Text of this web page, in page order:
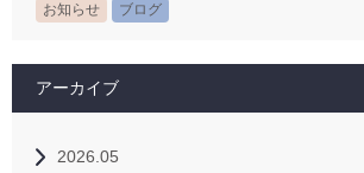
お知らせ ブログ
アーカイブ
2026.05